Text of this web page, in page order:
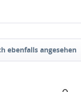
ebenfalls angesehen